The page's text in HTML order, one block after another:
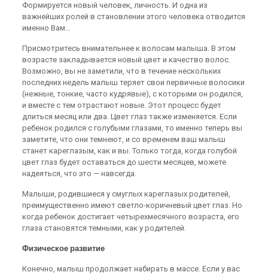
Формируется новый человек, личность. И одна из
важнейших ролей в становлении этого человека отводится
именно Вам…
Присмотритесь внимательнее к волосам малыша. В этом
возрасте закладывается новый цвет и качество волос.
Возможно, вы не заметили, что в течение нескольких
последних недель малыш теряет свои первичные волосики
(нежные, тонкие, часто кудрявые), с которыми он родился,
и вместе с тем отрастают новые. Этот процесс будет
длиться месяц или два. Цвет глаз также изменяется. Если
ребенок родился с голубыми глазами, то именно теперь вы
заметите, что они темнеют, и со временем ваш малыш
станет кареглазым, как и вы. Только тогда, когда голубой
цвет глаз будет оставаться до шести месяцев, можете
надеяться, что это — навсегда.
Малыши, родившиеся у смуглых кареглазых родителей,
преимущественно имеют светло-коричневый цвет глаз. Но
когда ребенок достигает четырехмесячного возраста, его
глаза становятся темными, как у родителей.
Физическое развитие
Конечно, малыш продолжает набирать в массе. Если у вас